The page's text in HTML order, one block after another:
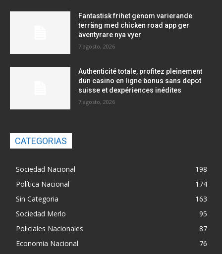
Fantastisk frihet genom varierande
terräng med chicken road app ger
äventyrare nya vyer
7 agosto, 2026
Authenticité totale, profitez pleinement
dun casino en ligne bonus sans depot
suisse et dexpériences inédites
7 agosto, 2026
CATEGORIAS
Sociedad Nacional
198
Política Nacional
174
Sin Categoria
163
Sociedad Merlo
95
Policiales Nacionales
87
Economia Nacional
76